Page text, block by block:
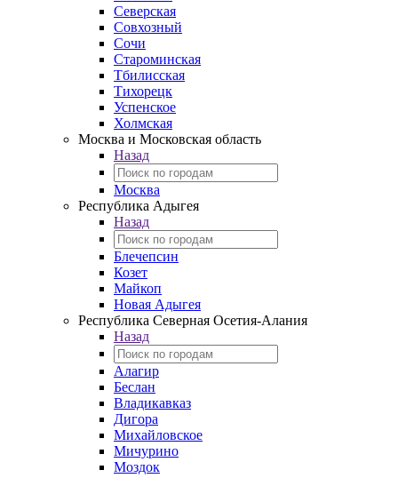
Северская
Совхозный
Сочи
Староминская
Тбилисская
Тихорецк
Успенское
Холмская
Москва и Московская область
Назад
Москва
Республика Адыгея
Назад
Блечепсин
Козет
Майкоп
Новая Адыгея
Республика Северная Осетия-Алания
Назад
Алагир
Беслан
Владикавказ
Дигора
Михайловское
Мичурино
Моздок